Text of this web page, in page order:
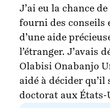
J’ai eu la chance
fourni des conseils
d’une aide
l’étranger. J’avais
Olabisi Onabanjo
aidé à décider
doctorat aux États-